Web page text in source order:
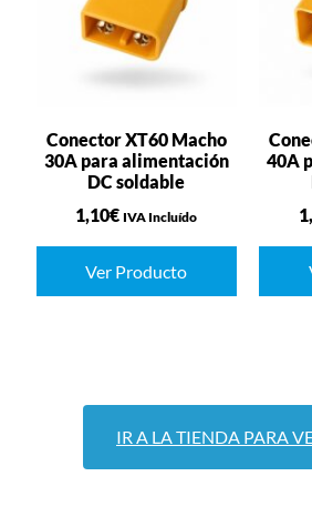
Conector XT60 Macho
30A para alimentación
DC soldable
1,10€ IVA Incluído
Ver Producto
40A
IR A LA TIENDA PARA